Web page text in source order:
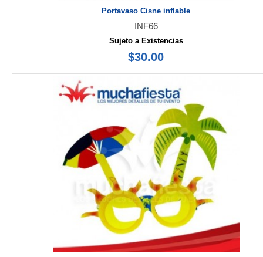
Portavaso Cisne inflable
INF66
Sujeto a Existencias
$30.00